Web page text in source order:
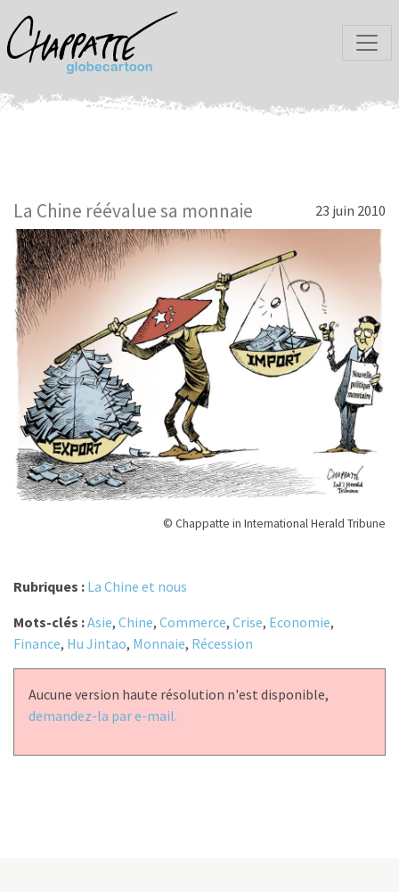
La Chine réévalue sa monnaie 23 juin 2010
© Chappatte in International Herald Tribune
Rubriques : La Chine et nous
Mots-clés :Asie, Chine, Commerce, Crise, Economie,
Finance, Hu Jintao, Monnaie, Récession
Aucune version haute résolution n'est disponible,
demandez-la par e-mail.